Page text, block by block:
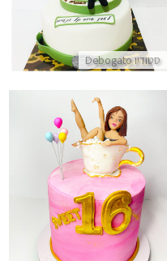
סטודיו Debogato
התקשר/י
עוגת סוויט סיקסטין SWEET 16
התקשר/י